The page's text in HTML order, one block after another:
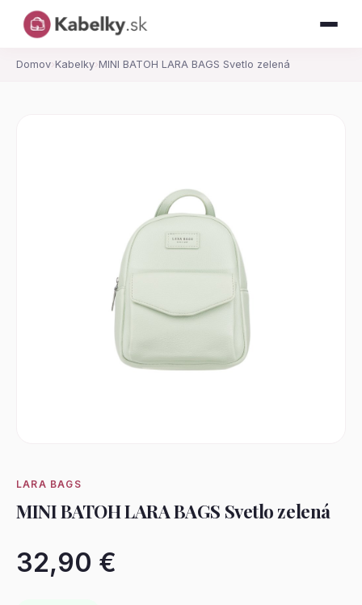
Domov› Kabelky› MINI BATOH LARA BAGS Svetlo zelená
LARA BAGS
MINI BATOH LARA BAGS Svetlo zelená
32,90 €